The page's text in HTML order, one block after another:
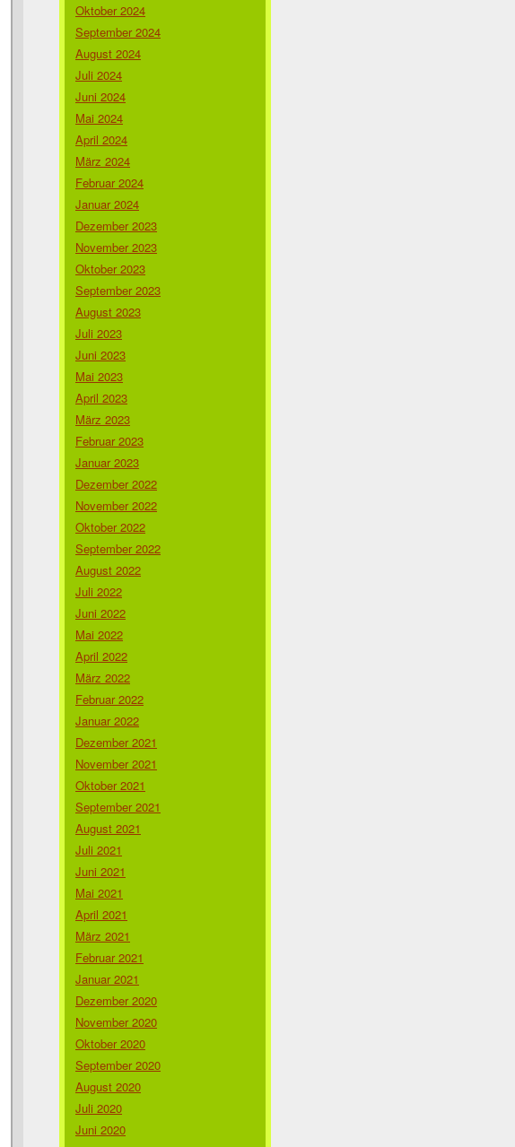
Oktober 2024
September 2024
August 2024
Juli 2024
Juni 2024
Mai 2024
April 2024
März 2024
Februar 2024
Januar 2024
Dezember 2023
November 2023
Oktober 2023
September 2023
August 2023
Juli 2023
Juni 2023
Mai 2023
April 2023
März 2023
Februar 2023
Januar 2023
Dezember 2022
November 2022
Oktober 2022
September 2022
August 2022
Juli 2022
Juni 2022
Mai 2022
April 2022
März 2022
Februar 2022
Januar 2022
Dezember 2021
November 2021
Oktober 2021
September 2021
August 2021
Juli 2021
Juni 2021
Mai 2021
April 2021
März 2021
Februar 2021
Januar 2021
Dezember 2020
November 2020
Oktober 2020
September 2020
August 2020
Juli 2020
Juni 2020